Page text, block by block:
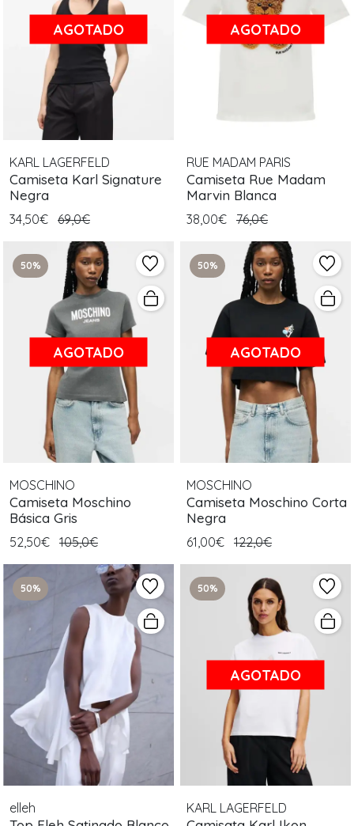
AGOTADO
KARL LAGERFELD
Camiseta Karl Signature
Negra
34,50€ 69,0€
AGOTADO
RUE MADAM PARIS
Camiseta Rue Madam
Marvin Blanca
38,00€ 76,0€
50%
AGOTADO
MOSCHINO
Camiseta Moschino
Básica Gris
52,50€ 105,0€
50%
AGOTADO
MOSCHINO
Camiseta Moschino Corta
Negra
61,00€ 122,0€
50%
elleh
50%
AGOTADO
KARL LAGERFELD